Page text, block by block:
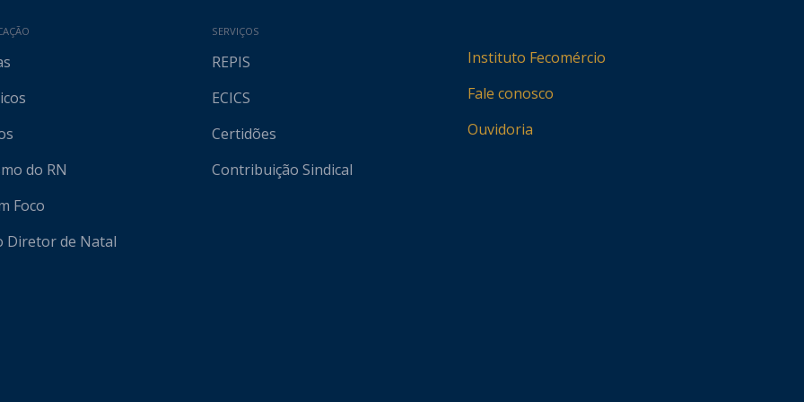
do RN
Foco
Diretor de Natal
SERVIÇOS
REPIS
ECICS
Certidões
Contribuição Sindical
Instituto Fecomércio
Fale conosco
Ouvidoria